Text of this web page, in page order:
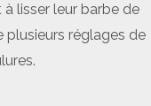
lisser leur barbe de
plusieurs réglages de